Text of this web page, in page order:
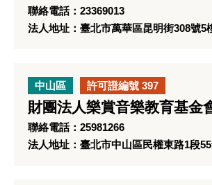
聯絡電話：23369013
法人地址：臺北市萬華區昆明街308號5
中山區 許可證編號 397
財團法人樂賞音樂教育基金
聯絡電話：25981266
法人地址：臺北市中山區民權東路1段